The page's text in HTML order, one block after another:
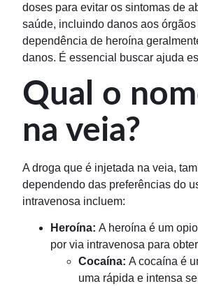
doses para evitar os sintomas de
saúde, incluindo danos aos
dependência de heroína
danos. É essencial buscar ajuda
Qual o
na veia?
A droga que é injetada na veia,
dependendo das preferências do
intravenosa incluem:
Heroína: A heroína é um
por via intravenosa para
Cocaína: A cocaína é
uma rápida e intensa